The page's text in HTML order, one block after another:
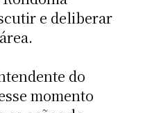
e deliberar
do
momento